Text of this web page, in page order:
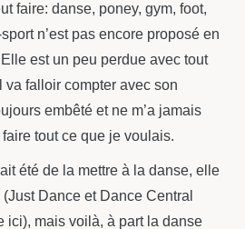
faire: danse, poney, gym, foot,
n’est pas encore proposé en
est un peu perdue avec tout
falloir compter avec son
embêté et ne m’a jamais
tout ce que je voulais.
été de la mettre à la danse, elle
Dance et Dance Central
ici), mais voilà, à part la danse